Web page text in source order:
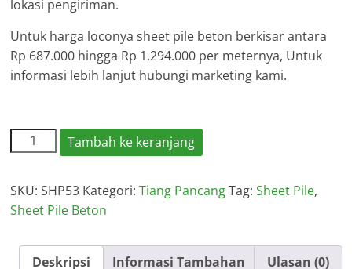
lokasi pengiriman.
Untuk harga loconya sheet pile beton berkisar antara
Rp 687.000 hingga Rp 1.294.000 per meternya, Untuk
informasi lebih lanjut hubungi marketing kami.
Kuantitas
Harga
Pile
Beton
2026
Tambah ke keranjang
SKU:SHP53 Kategori:Tiang Pancang Tag:Sheet Pile,
Sheet Pile Beton
Deskripsi Informasi Tambahan Ulasan (0)